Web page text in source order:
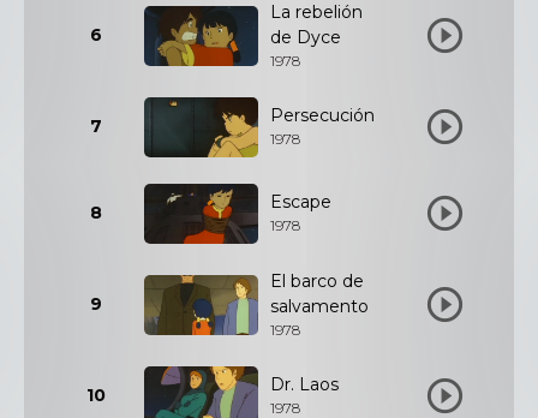
6
La rebelión
de Dyce
1978
7 Persecución
1978
8 Escape
1978
9
El barco de
salvamento
1978
10 Dr. Laos
1978